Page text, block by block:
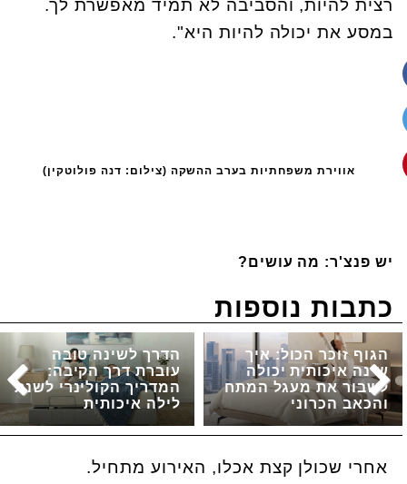
רצית להיות, והסביבה לא תמיד מאפשרת לך.
במסע את יכולה להיות היא".
אווירת משפחתיות בערב ההשקה (צילום: דנה פולוטקין)
יש פנצ'ר: מה עושים?
כתבות נוספות
הדרך לשינה טובה
עוברת דרך הקיבה:
המדריך הקולינרי לשנת
לילה איכותית
הגוף זוכר הכול: איך
שינה איכותית יכולה
לשבור את מעגל המתח
והכאב הכרוני
אחרי שכולן קצת אכלו, האירוע מתחיל.